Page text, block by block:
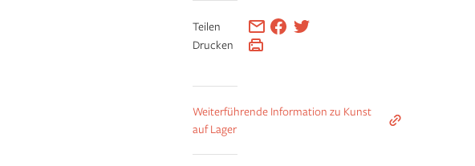
Teilen
Drucken
Weiterführende Information zu Kunst
auf Lager